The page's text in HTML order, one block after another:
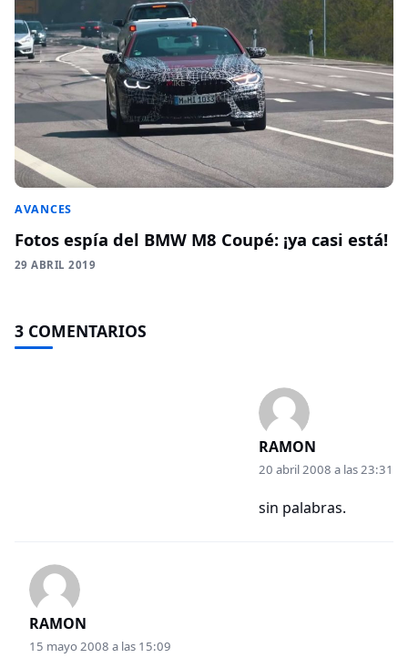
AVANCES
Fotos espía del BMW M8 Coupé: ¡ya casi está!
29 ABRIL 2019
3 COMENTARIOS
RAMON
20 abril 2008 a las 23:31
sin palabras.
RAMON
15 mayo 2008 a las 15:09